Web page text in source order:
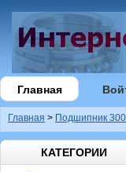
Главная
Главная > Подшипник
КАТЕГОРИИ